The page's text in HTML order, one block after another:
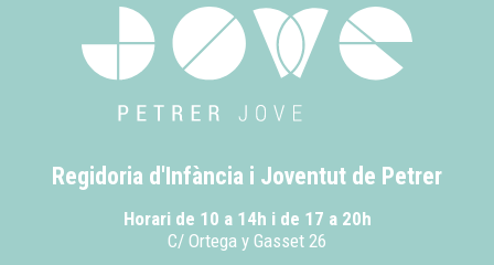
Regidoria d'Infància i Joventut de Petrer
Horari de 10 a 14h i de 17 a 20h
C/ Ortega y Gasset 26